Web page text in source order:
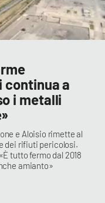
continua a
i metalli
e Aloisio rimette al
dei rifiuti pericolosi.
tutto fermo dal 2018
amianto»